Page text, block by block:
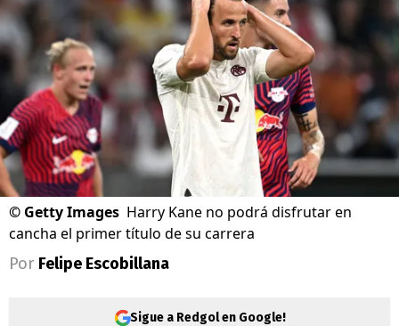
© Getty Images Harry Kane no podrá disfrutar en
cancha el primer título de su carrera
Por Felipe Escobillana
Sigue a Redgol en Google!